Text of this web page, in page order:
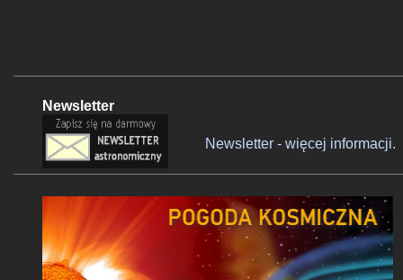
Newsletter
Newsletter - więcej informacji.